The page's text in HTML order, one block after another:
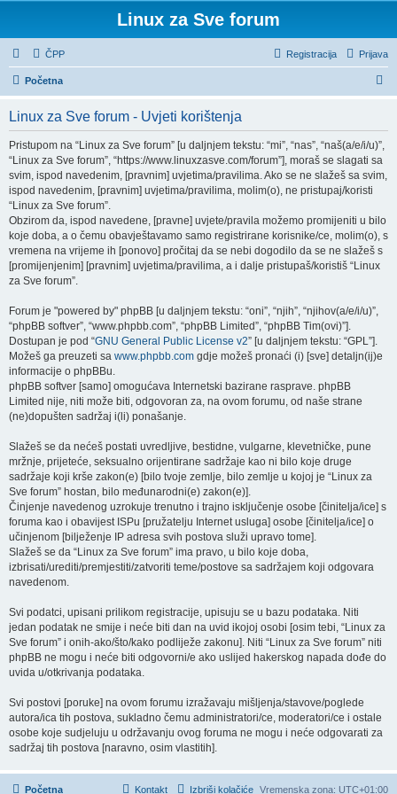
Linux za Sve forum
ČPP Prijava
Registracija
Početna
Linux za Sve forum - Uvjeti korištenja
Pristupom na “Linux za Sve forum” [u daljnjem tekstu: “mi”, “nas”, “naš(a/e/i/u)”,
“Linux za Sve forum”, “https://www.linuxzasve.com/forum”], moraš se slagati sa
svim, ispod navedenim, [pravnim] uvjetima/pravilima. Ako se ne slažeš sa svim,
ispod navedenim, [pravnim] uvjetima/pravilima, molim(o), ne pristupaj/koristi
“Linux za Sve forum”.
Obzirom da, ispod navedene, [pravne] uvjete/pravila možemo promijeniti u bilo
koje doba, a o čemu obavještavamo samo registrirane korisnike/ce, molim(o), s
vremena na vrijeme ih [ponovo] pročitaj da se nebi dogodilo da se ne slažeš s
[promijenjenim] [pravnim] uvjetima/pravilima, a i dalje pristupaš/koristiš “Linux
za Sve forum”.
Forum je "powered by" phpBB [u daljnjem tekstu: “oni”, “njih”, “njihov(a/e/i/u)”,
“phpBB softver”, “www.phpbb.com”, “phpBB Limited”, “phpBB Tim(ovi)”].
Dostupan je pod “GNU General Public License v2” [u daljnjem tekstu: “GPL”].
Možeš ga preuzeti sa www.phpbb.com gdje možeš pronaći (i) [sve] detaljn(ij)e
informacije o phpBBu.
phpBB softver [samo] omogućava Internetski bazirane rasprave. phpBB
Limited nije, niti može biti, odgovoran za, na ovom forumu, od naše strane
(ne)dopušten sadržaj i(li) ponašanje.
Slažeš se da nećeš postati uvredljive, bestidne, vulgarne, klevetničke, pune
mržnje, prijeteće, seksualno orijentirane sadržaje kao ni bilo koje druge
sadržaje koji krše zakon(e) [bilo tvoje zemlje, bilo zemlje u kojoj je “Linux za
Sve forum” hostan, bilo međunarodni(e) zakon(e)].
Činjenje navedenog uzrokuje trenutno i trajno isključenje osobe [činitelja/ice] s
foruma kao i obavijest ISPu [pružatelju Internet usluga] osobe [činitelja/ice] o
učinjenom [bilježenje IP adresa svih postova služi upravo tome].
Slažeš se da “Linux za Sve forum” ima pravo, u bilo koje doba,
izbrisati/urediti/premjestiti/zatvoriti teme/postove sa sadržajem koji odgovara
navedenom.
Svi podatci, upisani prilikom registracije, upisuju se u bazu podataka. Niti
jedan podatak ne smije i neće biti dan na uvid ikojoj osobi [osim tebi, “Linux za
Sve forum” i onih-ako/što/kako podliježe zakonu]. Niti “Linux za Sve forum” niti
phpBB ne mogu i neće biti odgovorni/e ako uslijed hakerskog napada dođe do
uvida u/otkrivanja podataka.
Svi postovi [poruke] na ovom forumu izražavaju mišljenja/stavove/poglede
autora/ica tih postova, sukladno čemu administratori/ce, moderatori/ce i ostale
osobe koje sudjeluju u održavanju ovog foruma ne mogu i neće odgovarati za
sadržaj tih postova [naravno, osim vlastitih].
Početna Vremenska zona: UTC+01:00
Izbriši kolačiće
Kontakt